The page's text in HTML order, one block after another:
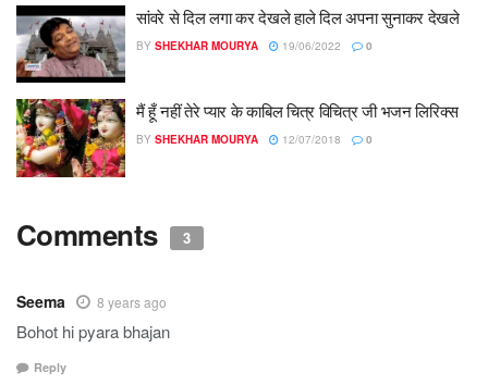
सांवरे से दिल लगा कर देखले हाले दिल अपना सुनाकर देखले
BY SHEKHAR MOURYA 19/06/2022 0
मैं हूँ नहीं तेरे प्यार के काबिल चित्र विचित्र जी भजन लिरिक्स
BY SHEKHAR MOURYA 12/07/2018 0
Comments 3
Seema 8 years ago
Bohot hi pyara bhajan
Reply